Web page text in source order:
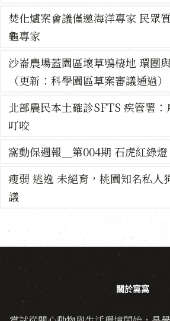
焚化爐案會議僅邀海洋專家 民眾
龜專家
沙崙農場蓋園區壞草鴞棲地 環團
（更新：科學園區草案審議通過）
北部農民本土確診SFTS 疾管署
叮咬
窩動保週報＿第004期 石虎紅綠
瘦弱 逃逸 未絕育，桃園知名私人
議
關於窩窩